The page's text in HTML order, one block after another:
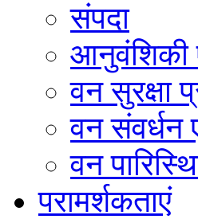
संपदा
आनुवंशिकी
वन सुरक्षा
वन संवर्धन
वन
परामर्शकताएं